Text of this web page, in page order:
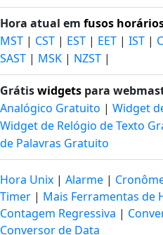
Hora atual em fusos
MST | CST | EST | EET | IST |
SAST | MSK | NZST |
Grátiswidgets para
Analógico Gratuito | Widget
Widget de Relógio de Texto
de Palavras Gratuito
Hora Unix | Alarme |
Timer | Mais Ferramentas de
Contagem Regressiva |
Conversor de Data